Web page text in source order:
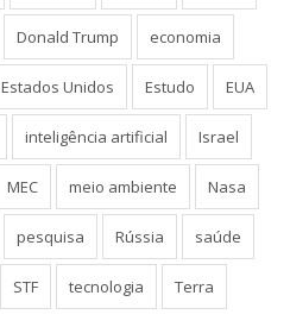
Donald Trump economia
Estados Unidos Estudo EUA
inteligência artificial Israel
MEC meio ambiente Nasa
pesquisa Rússia saúde
STF tecnologia Terra